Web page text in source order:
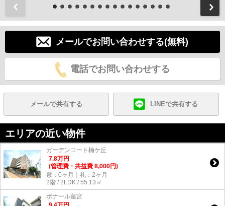
メールでお問い合わせする(無料)
電話でお問い合わせする
メールで共有する LINEで共有する
エリアの近い物件
ガーデンコート楠ケ丘
7.8万円
(管理費・共益費 8,000円)
敷：0ヶ月｜礼：2ヶ月
2階 / 2LDK / 55.13㎡
ボナール蓮宮